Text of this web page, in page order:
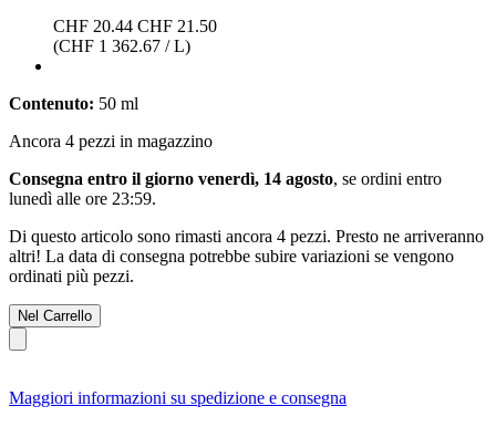
CHF 20.44 CHF 21.50
(CHF 1 362.67 / L)
Contenuto: 50 ml
Ancora 4 pezzi in magazzino
Consegna entro il giorno venerdì, 14 agosto, se ordini entro
lunedì alle ore 23:59.
Di questo articolo sono rimasti ancora 4 pezzi. Presto ne arriveranno
altri! La data di consegna potrebbe subire variazioni se vengono
ordinati più pezzi.
Nel Carrello
Maggiori informazioni su spedizione e consegna